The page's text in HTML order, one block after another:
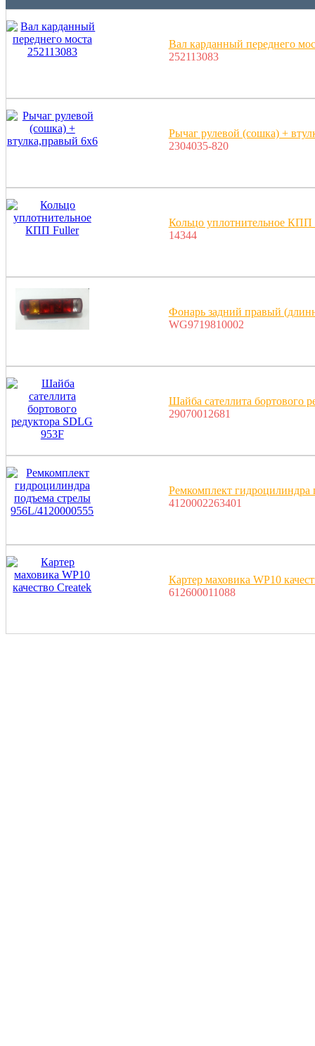
Вал карданный переднего
252113083
Рычаг рулевой (сошка) +
2304035-820
Кольцо уплотнительное КПП
14344
Фонарь задний правый
WG9719810002
Шайба сателлита бортового
29070012681
Ремкомплект гидроцилиндра
4120002263401
Картер маховика WP10
612600011088